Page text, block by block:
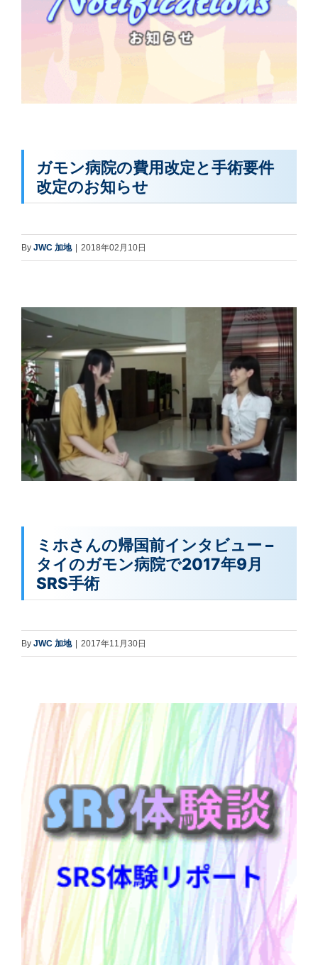
ガモン病院の費用改定と手術要件
改定のお知らせ
By JWC 加地 | 2018年02月10日
ミホさんの帰国前インタビュー –
タイのガモン病院で2017年9月
SRS手術
By JWC 加地 2017年11月30日